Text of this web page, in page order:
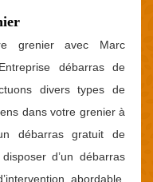
grenier avec Marc
débarras de
divers types de
dans votre grenier à
débarras gratuit de
d’un débarras
abordable,